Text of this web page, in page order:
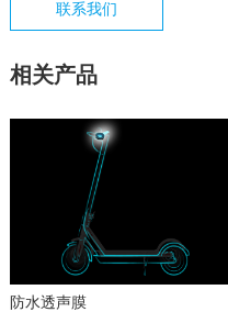
联系我们
相关产品
防水透声膜